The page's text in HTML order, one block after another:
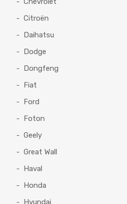
Citroën
Daihatsu
Dodge
Dongfeng
Fiat
Ford
Foton
Geely
Great Wall
Haval
Honda
Hyundai